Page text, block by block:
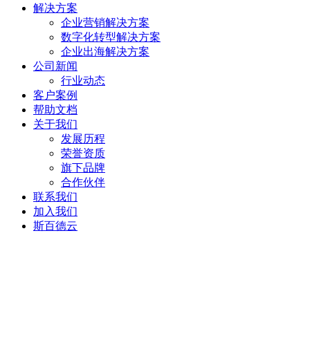
解决方案
企业营销解决方案
数字化转型解决方案
企业出海解决方案
公司新闻
行业动态
客户案例
帮助文档
关于我们
发展历程
荣誉资质
旗下品牌
合作伙伴
联系我们
加入我们
斯百德云